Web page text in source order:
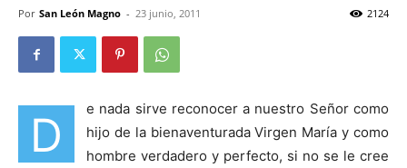
Por San León Magno - 23 junio, 2011 2124
D
e nada sirve reconocer a nuestro Señor como
hijo de la bienaventurada Virgen María y como
hombre verda­dero y perfecto, si no se le cree